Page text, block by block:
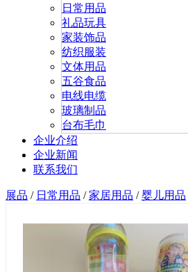
日常用品
礼品玩具
家装饰品
纺织服装
文体用品
五谷食品
电线电缆
玻璃制品
台布毛巾
企业介绍
企业新闻
联系我们
展品 / 日常用品 /家居用品 /婴儿用品